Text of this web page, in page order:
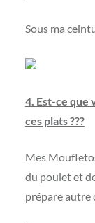
Sous ma
4. Est-ce que
ces plats ???
Mes
du poulet et
prépare autre